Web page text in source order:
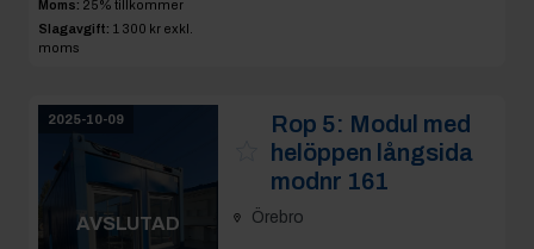
Moms: 25% tillkommer
Slagavgift: 1 300 kr exkl.
moms
2025-10-09
AVSLUTAD
Rop 5: Modul med
helöppen långsida
modnr 161
Örebro